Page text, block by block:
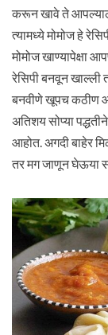
करून खावे ते
त्यामध्ये मोमोज हे
मोमोज खाण्यापेक्षा
रेसिपी बनवून खाल्ली
बनवीणे खूपच कठीण
अतिशय सोप्या
आहोत. अगदी बाहेर
तर मग जाणून घेऊया